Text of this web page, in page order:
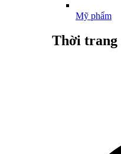
Mỹ phẩm
Thời trang